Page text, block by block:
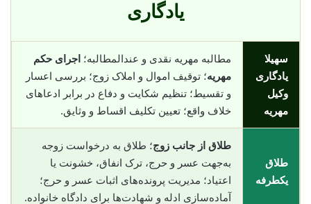
یادگاری
سهیلا
یادگاری
وکیل
مهریه
مطالبه مهریه نقدی و عندالمطالبه؛ اجرای حکم
مهریه؛ توقیف اموال و املاک زوج؛ بررسی اعسار
و تقسیط؛ تنظیم شکایت و دفاع در برابر ادعاهای
خلاف واقع؛ تعیین تکلیف اقساط و وثایق.
طلاق
یکطرفه
طلاق از جانب زوج؛ طلاق به درخواست زوجه
به‌جهت عسر و حرج، ترک انفاق، خشونت یا
اعتیاد؛ مدیریت پرونده‌های اثبات عسر و حرج؛
آماده‌سازی ادله و شهادت‌ها برای دادگاه خانواده.